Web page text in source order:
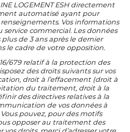
LOGEMENT ESH directement
automatisé ayant pour
Vos informations
commercial. Les données
de 3 ans après le dernier
le cadre de votre opposition.
679 relatif à la protection des
des droits suivants sur vos
droit à l’effacement (droit à
du traitement, droit à la
des directives relatives à la
de vos données à
pouvez, pour des motifs
opposer au traitement des